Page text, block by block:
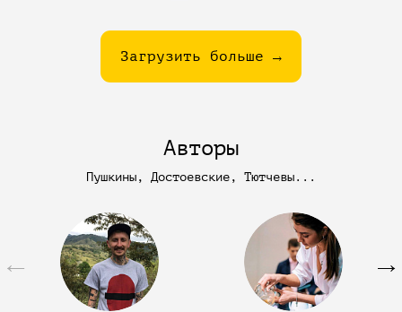
Загрузить больше →
Авторы
Пушкины, Достоевские, Тютчевы...
← →